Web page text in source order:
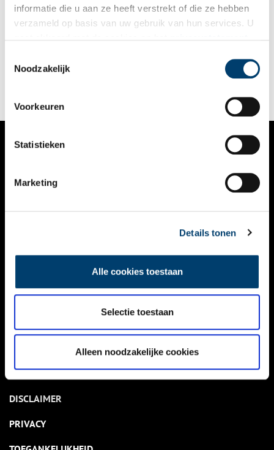
informatie die u aan ze heeft verstrekt of die ze hebben
verzameld op basis van uw gebruik van hun services. U
Noodzakelijk
Voorkeuren
Statistieken
Marketing
Details tonen
Alle cookies toestaan
Selectie toestaan
Alleen noodzakelijke cookies
Drijvende kelder en sitsen stoffen in Edams Museum
Een schilderij van een Edams meisje uit de zeventiende eeuw
dat 2,5 meter lang was, een drijvende kelder en een winkeltje
NIEUWS
KALENDER
ACTIVITEITEN
NIEUWSBRIEF
DISCLAIMER
PRIVACY